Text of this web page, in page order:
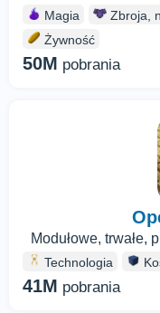
Magia Zbroja,
Żywność
50M pobrania
Modułowe, trwałe,
Technologia
41M pobrania